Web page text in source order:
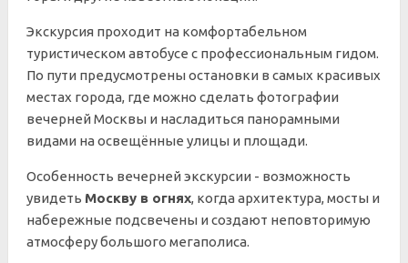
Экскурсия проходит на комфортабельном
туристическом автобусе с профессиональным гидом.
По пути предусмотрены остановки в самых красивых
местах города, где можно сделать фотографии
вечерней Москвы и насладиться панорамными
видами на освещённые улицы и площади.
Особенность вечерней экскурсии - возможность
увидеть Москву в огнях, когда архитектура, мосты и
набережные подсвечены и создают неповторимую
атмосферу большого мегаполиса.